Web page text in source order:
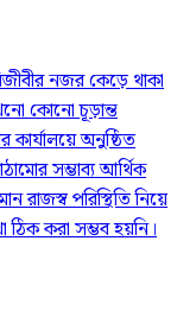
নজর কেড়ে থাকা
কোনো চূড়ান্ত
কার্যালয়ে অনুষ্ঠিত
সম্ভাব্য আর্থিক
রাজস্ব পরিস্থিতি নিয়ে
করা সম্ভব হয়নি।